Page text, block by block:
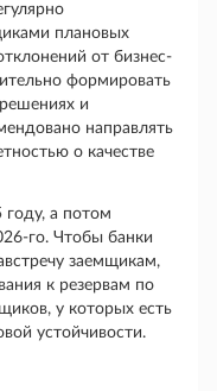
плановых
от бизнес-
формировать
и
направлять
о качестве
а потом
го. Чтобы банки
заемщикам,
к резервам по
у которых есть
устойчивости.